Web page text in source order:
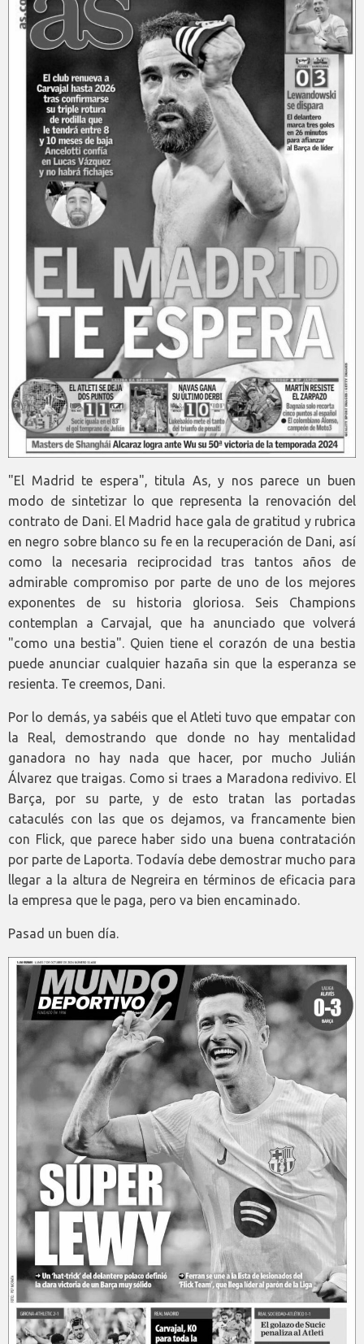
"El Madrid te espera", titula As, y nos parece un buen
modo de sintetizar lo que representa la renovación del
contrato de Dani. El Madrid hace gala de gratitud y rubrica
en negro sobre blanco su fe en la recuperación de Dani, así
como la necesaria reciprocidad tras tantos años de
admirable compromiso por parte de uno de los mejores
exponentes de su historia gloriosa. Seis Champions
contemplan a Carvajal, que ha anunciado que volverá
"como una bestia". Quien tiene el corazón de una bestia
puede anunciar cualquier hazaña sin que la esperanza se
resienta. Te creemos, Dani.
Por lo demás, ya sabéis que el Atleti tuvo que empatar con
la Real, demostrando que donde no hay mentalidad
ganadora no hay nada que hacer, por mucho Julián
Álvarez que traigas. Como si traes a Maradona redivivo. El
Barça, por su parte, y de esto tratan las portadas
cataculés con las que os dejamos, va francamente bien
con Flick, que parece haber sido una buena contratación
por parte de Laporta. Todavía debe demostrar mucho para
llegar a la altura de Negreira en términos de eficacia para
la empresa que le paga, pero va bien encaminado.
Pasad un buen día.